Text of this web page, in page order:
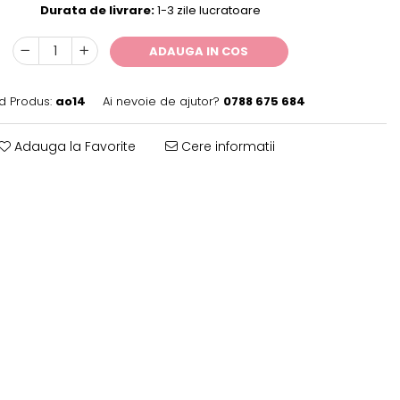
Durata de livrare:1-3 zile lucratoare
ADAUGA IN COS
Produs: ao14 Ai nevoie de ajutor? 0788 675 684
Adauga la Favorite Cere informatii